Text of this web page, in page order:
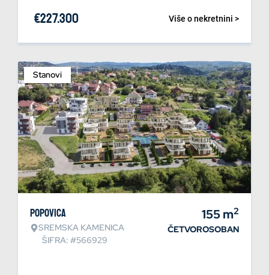
Više o nekretnini >
€227.300
Stanovi
Popovica
SREMSKA KAMENICA
ŠIFRA: #566929
155m2
ČETVOROSOBAN